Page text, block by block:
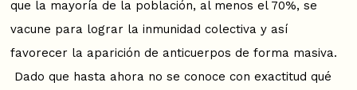
que la mayoría de la población, al menos el 70%, se
vacune para lograr la inmunidad colectiva y así
favorecer la aparición de anticuerpos de forma masiva.
Dado que hasta ahora no se conoce con exactitud qué